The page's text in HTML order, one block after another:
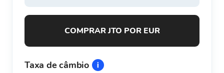
COMPRAR JTO POR EUR
Taxa de câmbio